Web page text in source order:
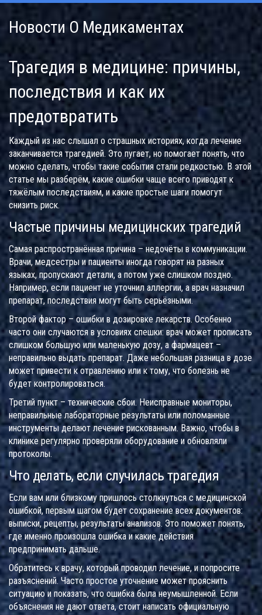
Новости О Медикаментах
Трагедия в медицине: причины,
последствия и как их
предотвратить
Каждый из нас слышал о страшных историях, когда лечение
заканчивается трагедией. Это пугает, но помогает понять, что
можно сделать, чтобы такие события стали редкостью. В этой
статье мы разберём, какие ошибки чаще всего приводят к
тяжёлым последствиям, и какие простые шаги помогут
снизить риск.
Частые причины медицинских трагедий
Самая распространённая причина – недочёты в коммуникации.
Врачи, медсестры и пациенты иногда говорят на разных
языках, пропускают детали, а потом уже слишком поздно.
Например, если пациент не уточнил аллергии, а врач назначил
препарат, последствия могут быть серьёзными.
Второй фактор – ошибки в дозировке лекарств. Особенно
часто они случаются в условиях спешки: врач может прописать
слишком большую или маленькую дозу, а фармацевт –
неправильно выдать препарат. Даже небольшая разница в дозе
может привести к отравлению или к тому, что болезнь не
будет контролироваться.
Третий пункт – технические сбои. Неисправные мониторы,
неправильные лабораторные результаты или поломанные
инструменты делают лечение рискованным. Важно, чтобы в
клинике регулярно проверяли оборудование и обновляли
протоколы.
Что делать, если случилась трагедия
Если вам или близкому пришлось столкнуться с медицинской
ошибкой, первым шагом будет сохранение всех документов:
выписки, рецепты, результаты анализов. Это поможет понять,
где именно произошла ошибка и какие действия
предпринимать дальше.
Обратитесь к врачу, который проводил лечение, и попросите
разъяснений. Часто простое уточнение может прояснить
ситуацию и показать, что ошибка была неумышленной. Если
объяснения не дают ответа, стоит написать официальную